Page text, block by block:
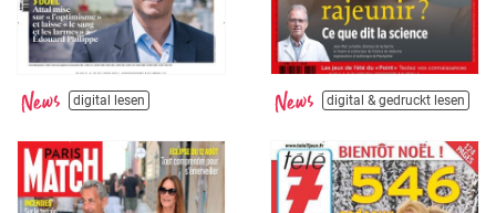
digital lesen digital & gedruckt lesen